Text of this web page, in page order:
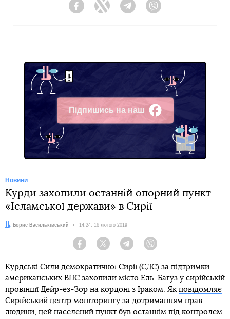
FacebookTwitter Telegram
Підпишись на наш
Facebook
Новини
Курди захопили останній опорний пункт
«Ісламської держави» в Сирії
Автор:Борис Васильківський Дата:
14:24, 16 лютого 2019
Facebook Twitter Telegram
Курдські Сили демократичної Сирії (СДС) за підтримки
американських ВПС захопили місто Ель-Багуз у сирійській
провінції Дейр-ез-Зор на кордоні з Іраком. Як повідомляє
Сирійський центр моніторингу за дотриманням прав
людини, цей населений пункт був останнім під контролем